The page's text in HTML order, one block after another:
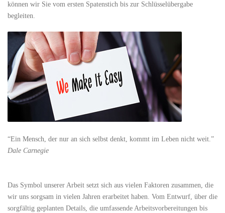
können wir Sie vom ersten Spatenstich bis zur Schlüsselübergabe
begleiten.
“Ein Mensch, der nur an sich selbst denkt, kommt im Leben nicht weit.”
Dale Carnegie
Das Symbol unserer Arbeit setzt sich aus vielen Faktoren zusammen, die
wir uns sorgsam in vielen Jahren erarbeitet haben. Vom Entwurf, über die
sorgfältig geplanten Details, die umfassende Arbeitsvorbereitungen bis